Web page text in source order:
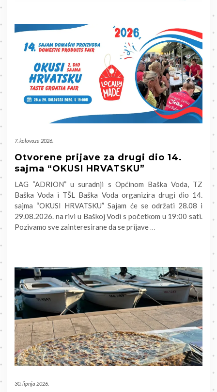
7. kolovoza 2026.
Otvorene prijave za drugi dio 14.
sajma “OKUSI HRVATSKU”
LAG “ADRION” u suradnji s Općinom Baška Voda, TZ
Baška Voda i TŠL Baška Voda organizira drugi dio 14.
sajma “OKUSI HRVATSKU” Sajam će se održati 28.08 i
29.08.2026. na rivi u Baškoj Vodi s početkom u 19:00 sati.
Pozivamo sve zainteresirane da se prijave
30. lipnja 2026.